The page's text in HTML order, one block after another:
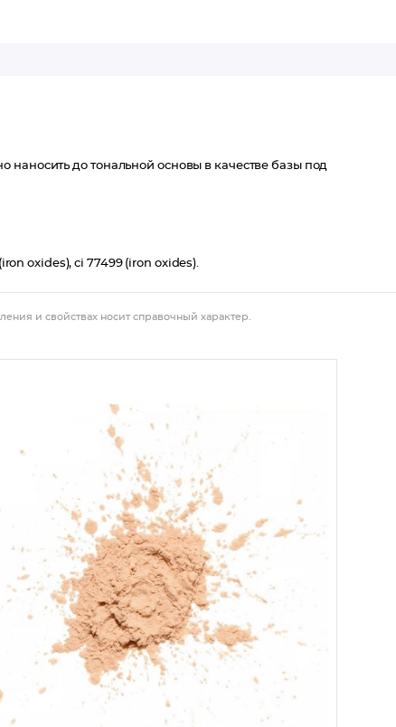
до тональной основы в качестве базы под
oxides), ci 77499 (iron oxides).
и свойствах носит справочный характер.